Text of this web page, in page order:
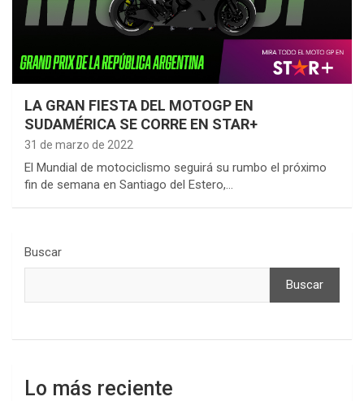
LA GRAN FIESTA DEL MOTOGP EN
SUDAMÉRICA SE CORRE EN STAR+
31 de marzo de 2022
El Mundial de motociclismo seguirá su rumbo el próximo
fin de semana en Santiago del Estero,…
Buscar
Buscar
Lo más reciente